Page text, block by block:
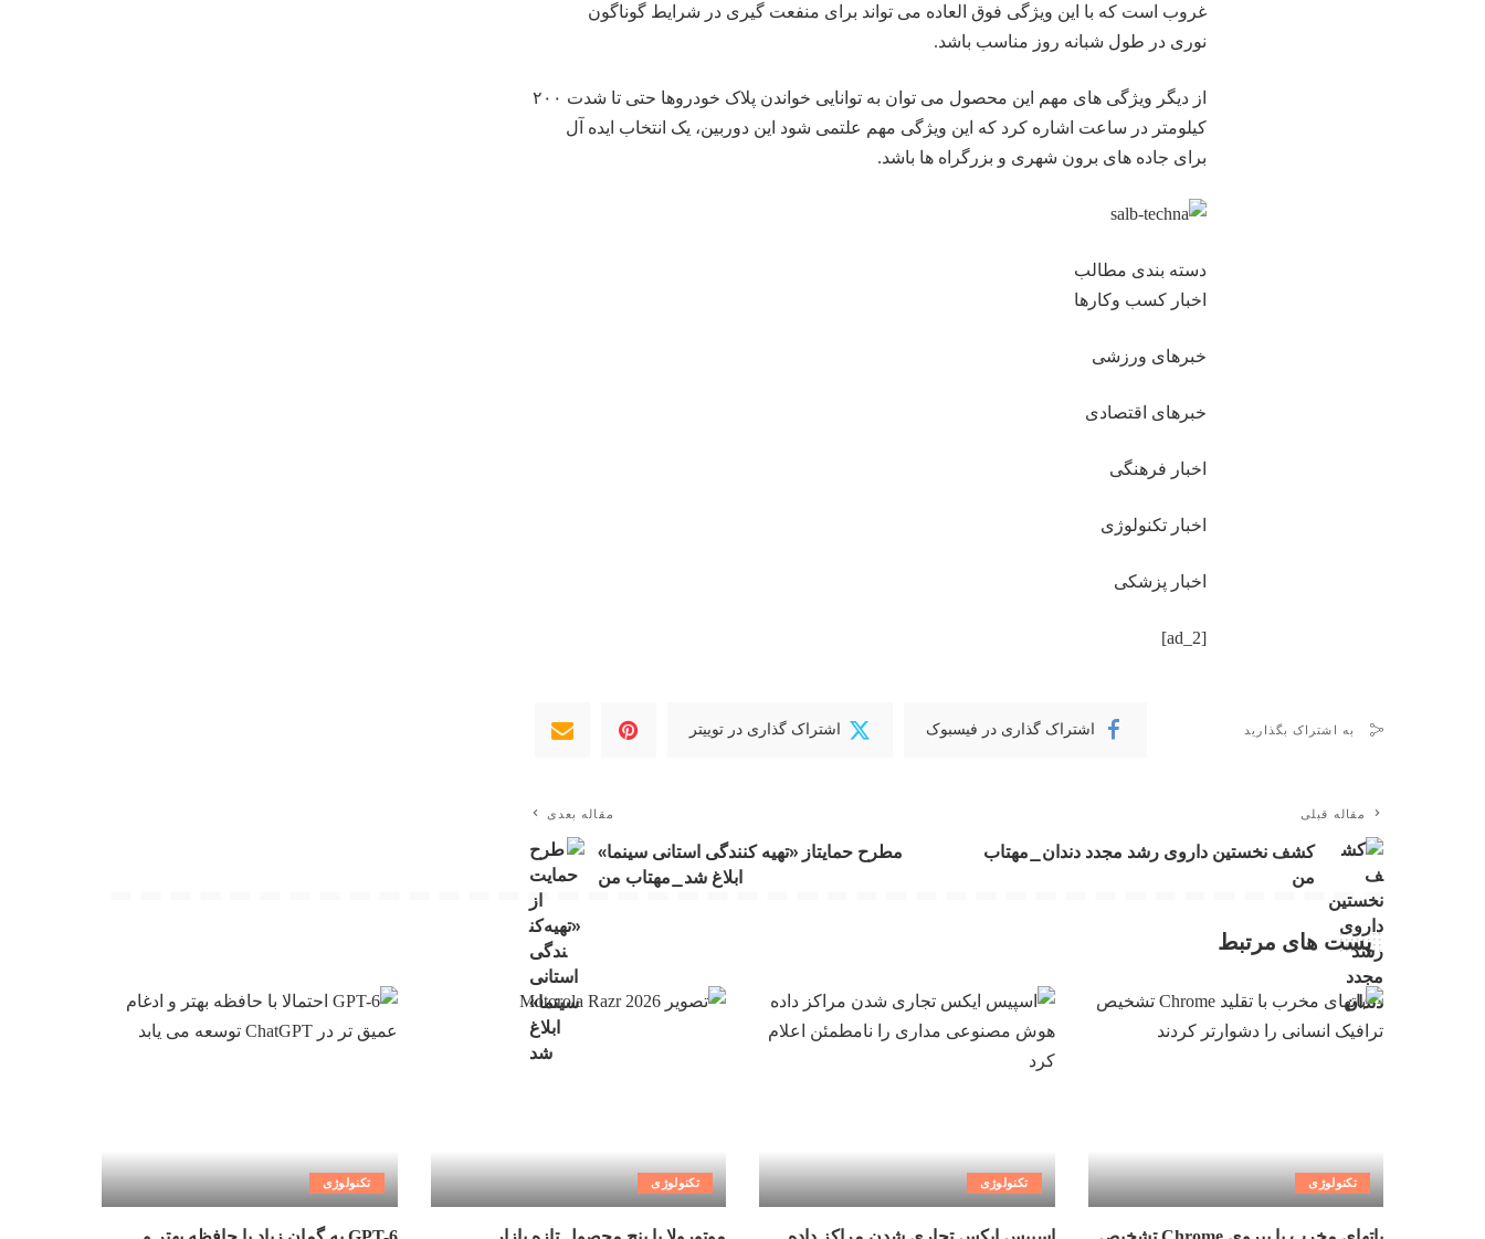
غروب است که با این ویژگی فوق العاده می تواند برای منفعت گیری در شرایط گوناگون
نوری در طول شبانه روز مناسب باشد.
از دیگر ویژگی های مهم این محصول می توان به توانایی خواندن پلاک خودروها حتی تا شدت ۲۰۰
کیلومتر در ساعت اشاره کرد که این ویژگی مهم علتمی شود این دوربین، یک انتخاب ایده آل
برای جاده های برون شهری و بزرگراه ها باشد.
دسته بندی مطالب
اخبار کسب وکارها
خبرهای ورزشی
خبرهای اقتصادی
اخبار فرهنگی
اخبار تکنولوژی
اخبار پزشکی
[ad_2]
به اشتراک بگذارید اشتراک گذاری در فیسبوک اشتراک گذاری در توییتر
مقاله قبلی
کشف نخستین داروی رشد مجدد دندان_مهتاب
من
مقاله بعدی
مطرح حمایتاز «تهیه کنندگی استانی سینما»
ابلاغ شد_مهتاب من
پست های مرتبط
تکنولوژی تکنولوژی تکنولوژی تکنولوژی